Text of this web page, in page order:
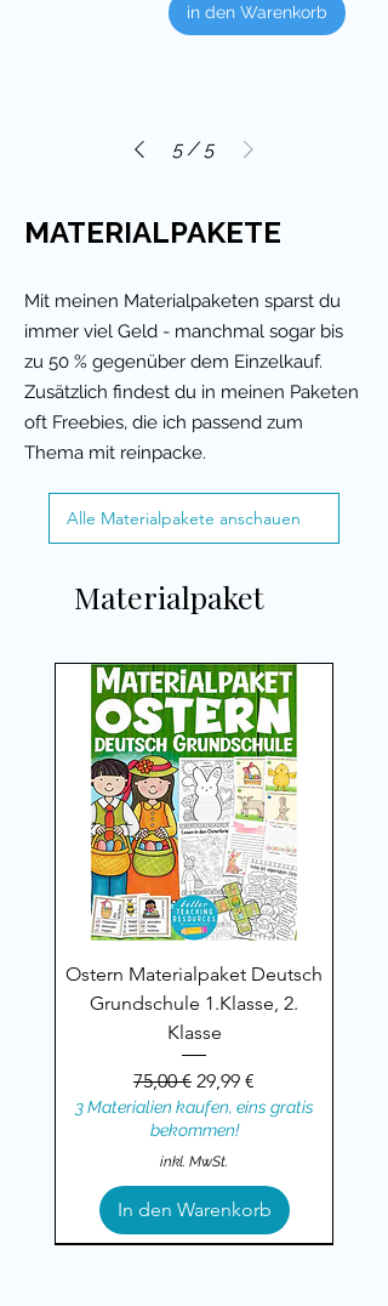
in den Warenkorb
5 / 5
MATERIALPAKETE
Mit meinen Materialpaketen sparst du
immer viel Geld - manchmal sogar bis
zu 50 % gegenüber dem Einzelkauf.
Zusätzlich findest du in meinen Paketen
oft Freebies, die ich passend zum
Thema mit reinpacke.
Alle Materialpakete anschauen
Materialpaket
Ostern Materialpaket Deutsch
Grundschule 1.Klasse, 2.
Klasse
Standardpreis
75,00 € Sale-Preis
29,99 €
3 Materialien kaufen, eins gratis
bekommen!
inkl. MwSt.
In den Warenkorb